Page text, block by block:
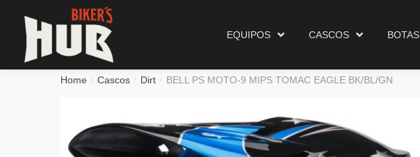
EQUIPOS CASCOS BOTAS
Biker's Hub Equipos Cascos Botas
Home / Cascos / Dirt / BELL PS MOTO-9 MIPS TOMAC EAGLE BK/BL/GN